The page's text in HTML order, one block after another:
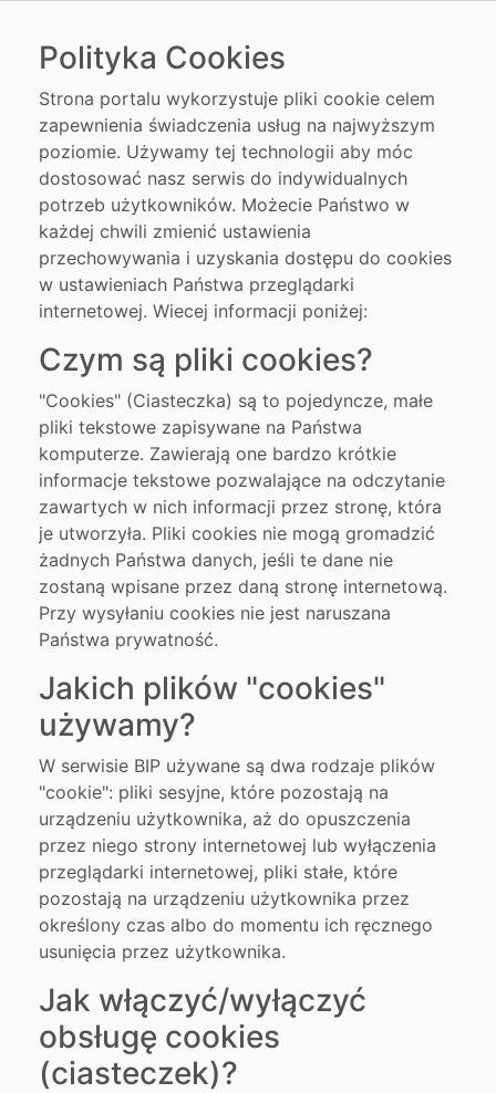
Polityka Cookies
Strona portalu wykorzystuje pliki cookie celem
zapewnienia świadczenia usług na najwyższym
poziomie. Używamy tej technologii aby móc
dostosować nasz serwis do indywidualnych
potrzeb użytkowników. Możecie Państwo w
każdej chwili zmienić ustawienia
przechowywania i uzyskania dostępu do cookies
w ustawieniach Państwa przeglądarki
internetowej. Wiecej informacji poniżej:
Czym są pliki cookies?
"Cookies" (Ciasteczka) są to pojedyncze, małe
pliki tekstowe zapisywane na Państwa
komputerze. Zawierają one bardzo krótkie
informacje tekstowe pozwalające na odczytanie
zawartych w nich informacji przez stronę, która
je utworzyła. Pliki cookies nie mogą gromadzić
żadnych Państwa danych, jeśli te dane nie
zostaną wpisane przez daną stronę internetową.
Przy wysyłaniu cookies nie jest naruszana
Państwa prywatność.
Jakich plików "cookies"
używamy?
W serwisie BIP używane są dwa rodzaje plików
"cookie": pliki sesyjne, które pozostają na
urządzeniu użytkownika, aż do opuszczenia
przez niego strony internetowej lub wyłączenia
przeglądarki internetowej, pliki stałe, które
pozostają na urządzeniu użytkownika przez
określony czas albo do momentu ich ręcznego
usunięcia przez użytkownika.
Jak włączyć/wyłączyć
obsługę cookies
(ciasteczek)?